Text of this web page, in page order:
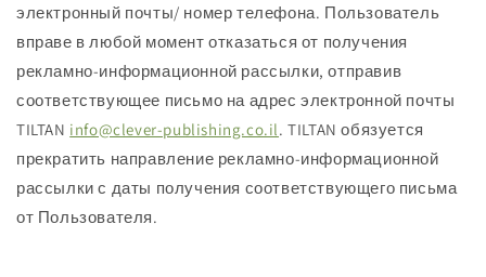
электронный почты/ номер телефона. Пользователь
вправе в любой момент отказаться от получения
рекламно-информационной рассылки, отправив
соответствующее письмо на адрес электронной почты
TILTAN info@clever-publishing.co.il. TILTAN обязуется
прекратить направление рекламно-информационной
рассылки с даты получения соответствующего письма
от Пользователя.